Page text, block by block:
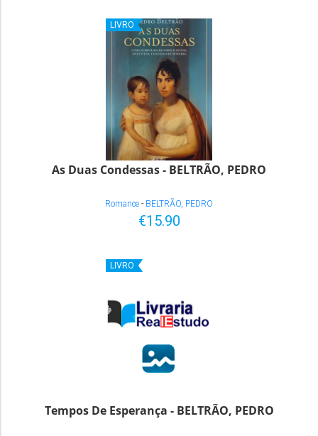
LIVRO
As Duas Condessas - BELTRÃO, PEDRO
Romance - BELTRÃO, PEDRO
€15.90
LIVRO
Tempos De Esperança - BELTRÃO, PEDRO